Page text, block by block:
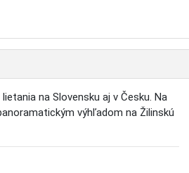
na Slovensku aj v Česku. Na
výhľadom na Žilinskú